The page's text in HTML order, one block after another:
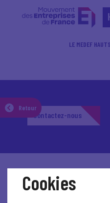
LE MEDEF
Retour
Contactez-nous
Cookies